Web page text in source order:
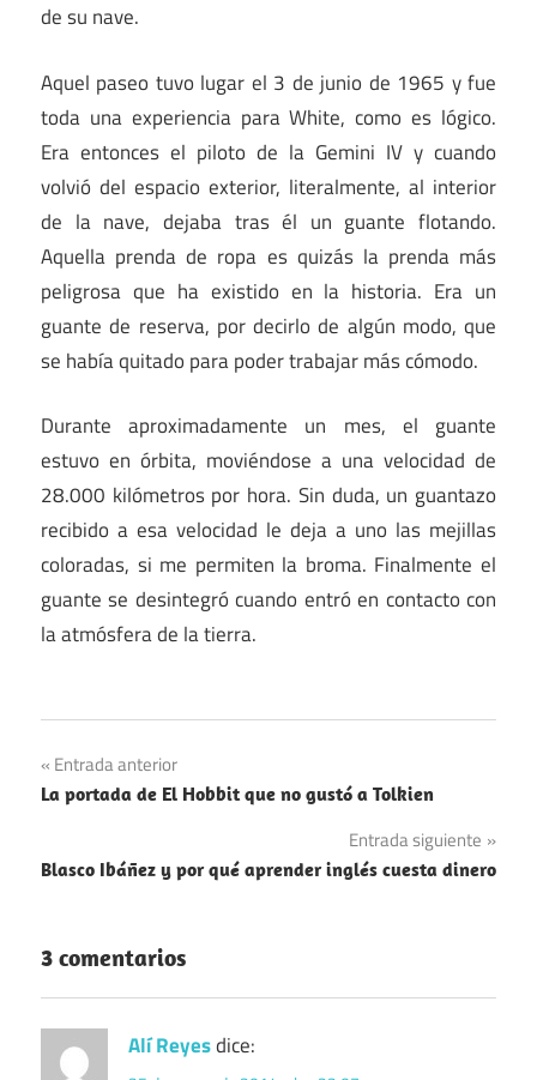
de su nave.
Aquel paseo tuvo lugar el 3 de junio de 1965 y fue
toda una experiencia para White, como es lógico.
Era entonces el piloto de la Gemini IV y cuando
volvió del espacio exterior, literalmente, al interior
de la nave, dejaba tras él un guante flotando.
Aquella prenda de ropa es quizás la prenda más
peligrosa que ha existido en la historia. Era un
guante de reserva, por decirlo de algún modo, que
se había quitado para poder trabajar más cómodo.
Durante aproximadamente un mes, el guante
estuvo en órbita, moviéndose a una velocidad de
28.000 kilómetros por hora. Sin duda, un guantazo
recibido a esa velocidad le deja a uno las mejillas
coloradas, si me permiten la broma. Finalmente el
guante se desintegró cuando entró en contacto con
la atmósfera de la tierra.
Navegación
de
entradas
Entrada anterior
La portada de El Hobbit que no gustó a Tolkien
Entrada siguiente
Blasco Ibáñez y por qué aprender inglés cuesta dinero
3 comentarios
Alí Reyesdice: